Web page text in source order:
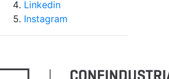
Linkedin
Instagram